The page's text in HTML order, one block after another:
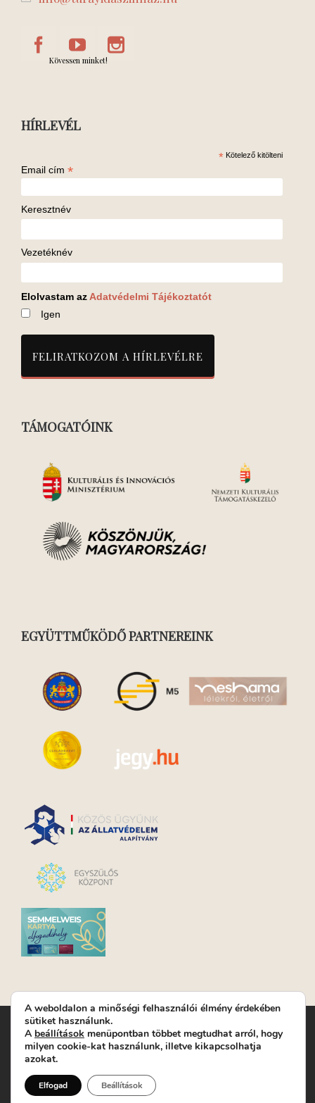
Kövessen minket!
HÍRLEVÉL
* Kötelező kitölteni
Email cím *
Keresztnév
Vezetéknév
Elolvastam az Adatvédelmi Tájékoztatót
Igen
TÁMOGATÓINK
EGYÜTTMŰKÖDŐ PARTNEREINK
Turay Ida Színház Közhasznú Nonprofit Kft. | Működési
helyszín: Turay Ida Színház 1089 Budapest, Kálvária tér 6. |
Levelezési cím: 1089 Budapest, Kálvária tér 14. | Titkárság:
Jegyrendelés: +36-70/607-2620
A weboldalon a minőségi felhasználói élmény érdekében
sütiket használunk.
A beállítások menüpontban többet megtudhat arról, hogy
milyen cookie-kat használunk, illetve kikapcsolhatja
azokat.
Elfogad Beállítások